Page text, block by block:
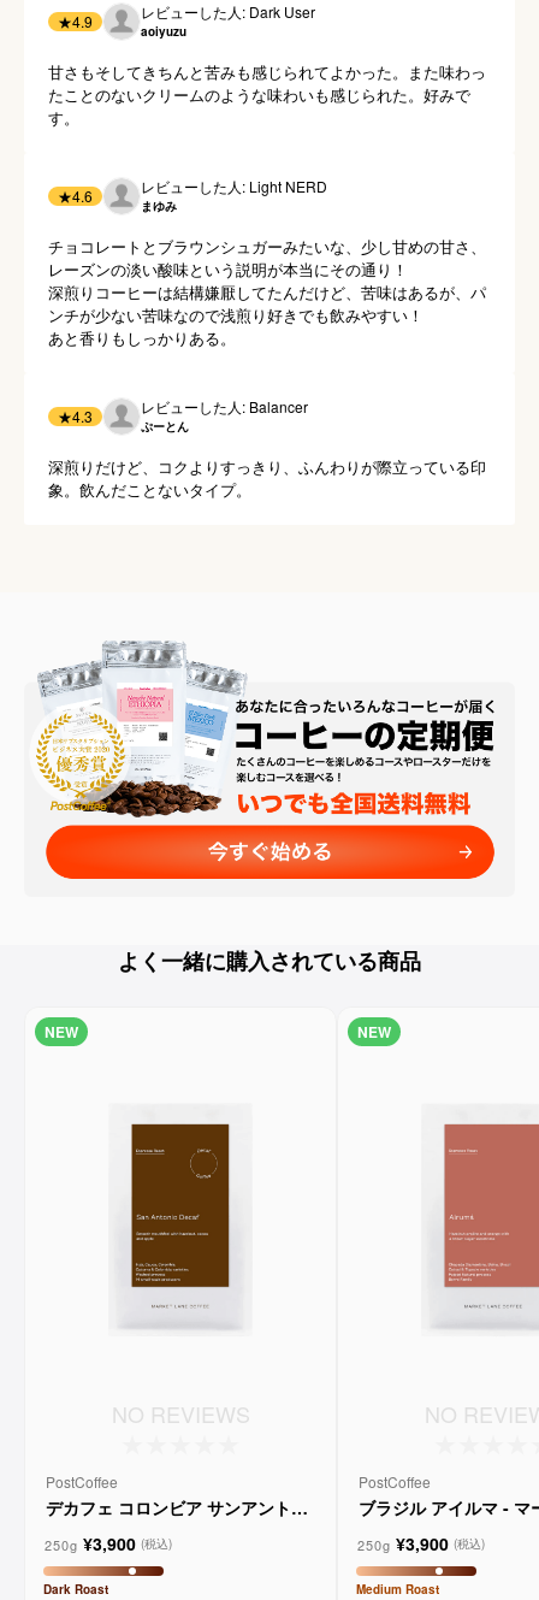
★4.9 レビューした人: Dark User
aoiyuzu
甘さもそしてきちんと苦みも感じられてよかった。また味わっ
たことのないクリームのような味わいも感じられた。好みで
す。
★4.6 レビューした人: Light NERD
まゆみ
チョコレートとブラウンシュガーみたいな、少し甘めの甘さ、
レーズンの淡い酸味という説明が本当にその通り！
深煎りコーヒーは結構嫌厭してたんだけど、苦味はあるが、パ
ンチが少ない苦味なので浅煎り好きでも飲みやすい！
あと香りもしっかりある。
★4.3 レビューした人: Balancer
ぷーとん
深煎りだけど、コクよりすっきり、ふんわりが際立っている印
象。飲んだことないタイプ。
よく一緒に購入されている商品
NEW
NO REVIEWS
PostCoffee
デカフェ コロンビア サンアントニ
250g ¥3,900 (税込)
Dark Roast
NEW
NO
PostCoffee
ブラジル アイルマ - マ
250g ¥3,900 (税込)
Medium Roast